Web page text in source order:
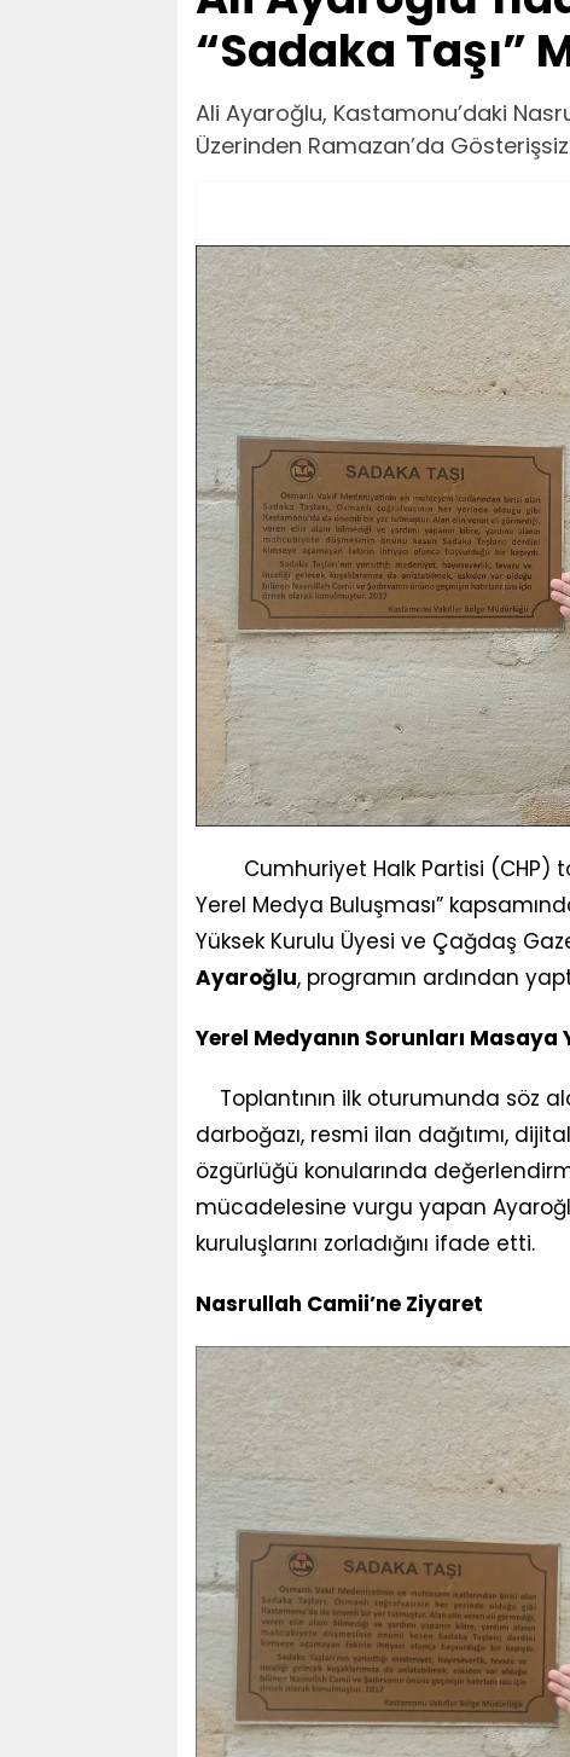
“Sadaka Taşı”
Ali Ayaroğlu, Kastamonu’daki
Üzerinden Ramazan’da Gösterişsiz
Cumhuriyet Halk Partisi (CHP)
Yerel Medya Buluşması”
Yüksek Kurulu Üyesi ve Çağdaş
Ayaroğlu, programın ardından
Yerel Medyanın Sorunları Masaya
Toplantının ilk oturumunda söz
darboğazı, resmi ilan dağıtımı,
özgürlüğü konularında
mücadelesine vurgu yapan
kuruluşlarını zorladığını ifade etti.
Nasrullah Camii’ne Ziyaret